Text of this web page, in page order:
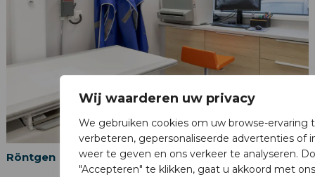
Wij waarderen uw privacy
We gebruiken cookies om uw browse-ervaring
verbeteren, gepersonaliseerde advertenties of
weer te geven en ons verkeer te analyseren.
"Accepteren" te klikken, gaat u akkoord met ons
Röntgen